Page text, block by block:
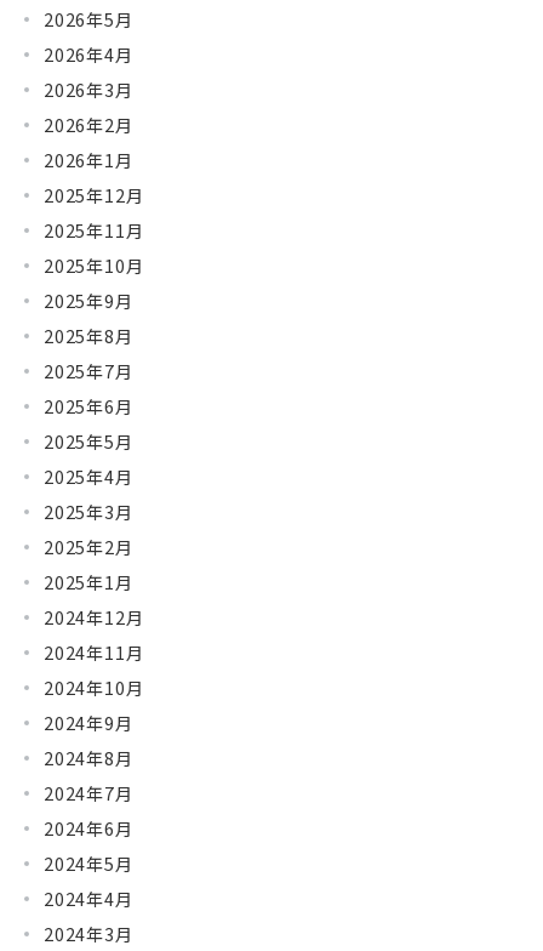
2026年5月
2026年4月
2026年3月
2026年2月
2026年1月
2025年12月
2025年11月
2025年10月
2025年9月
2025年8月
2025年7月
2025年6月
2025年5月
2025年4月
2025年3月
2025年2月
2025年1月
2024年12月
2024年11月
2024年10月
2024年9月
2024年8月
2024年7月
2024年6月
2024年5月
2024年4月
2024年3月